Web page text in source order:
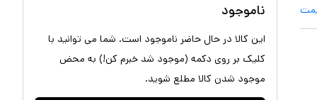
ناموجود
این کالا در حال حاضر ناموجود است. شما می توانید با
کلیک بر روی دکمه (موجود شد خبرم کن!) به محض
موجود شدن کالا مطلع شوید.